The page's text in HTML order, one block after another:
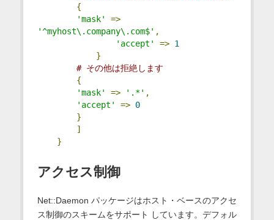
{
'mask'
=>
'^myhost\.company\.com$' ,
'accept'
=> 1
}
# その他は拒絶します
{
'mask'
=> '.*' ,
'accept'
=> 0
}
]
}
アクセス制御
Net::Daemon パッケージはホスト・ベースのアクセ
ス制御のスキームをサポート しています。デフォル